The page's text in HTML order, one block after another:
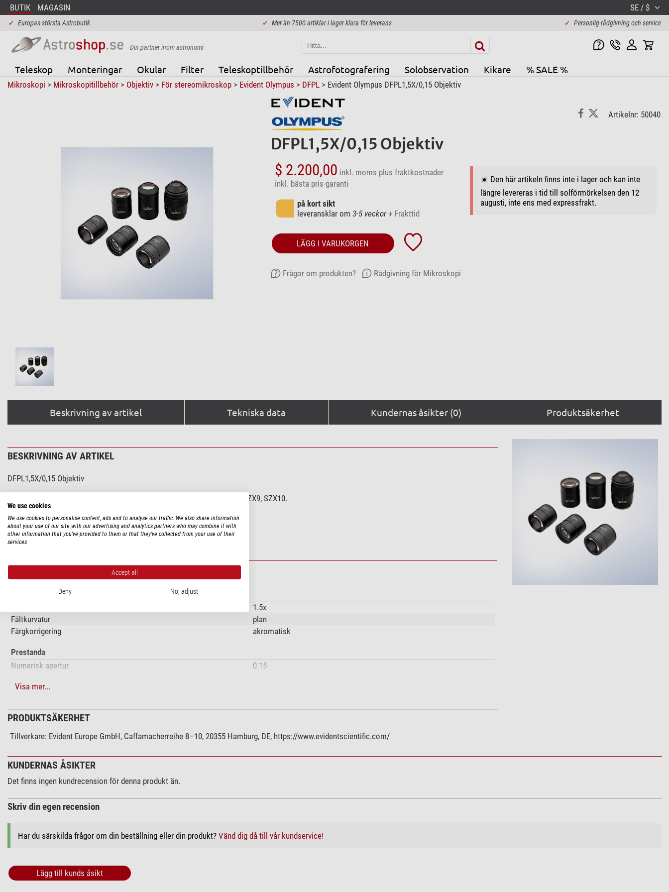
BUTIK MAGASIN SE / $
✓ Europas största Astrobutik ✓ Mer än 7500 artiklar i lager klara för leverans ✓ Personlig rådgivning och service
Din partner inom astronomi
Teleskop Monteringar Okular Filter Teleskoptillbehör Astrofotografering Solobservation Kikare % SALE %
Mikroskopi > Mikroskopitillbehör> Objektiv> För stereomikroskop> Evident Olympus > DFPL> Evident Olympus DFPL1,5X/0,15 Objektiv
Artikelnr: 50040
DFPL1,5X/0,15 Objektiv
$ 2.200,00 inkl. moms plus fraktkostnader
inkl. bästa pris-garanti
på kort sikt
leveransklar om 3-5 veckor + Frakttid
☀️ Den här artikeln finns inte i lager och kan inte
längre levereras i tid till solförmörkelsen den 12
augusti, inte ens med expressfrakt.
LÄGG I VARUKORGEN
Frågor om produkten? Rådgivning för Mikroskopi
Beskrivning av artikel Tekniska data Kundernas åsikter (0) Produktsäkerhet
BESKRIVNING AV ARTIKEL
DFPL1,5X/0,15 Objektiv
Planachromatisk stereolins med distorsionsfri avbildning för SZX7, SZX9, SZX10.
Förstoring 1,5x,
numerisk bländare 0,15,
Arbetsavstånd 45,5 mm.
TEKNISKA DATA
1.5x
Fältkurvatur
plan
Färgkorrigering
akromatisk
Prestanda
Numerisk apertur
0.15
Mekanik
Allmänt
Serie
DFPL
Passar till serie
SZX10
SZX7
Ämnesområde
Undervisning
ja
Användningsområden
Visa mer...
PRODUKTSÄKERHET
Tillverkare: Evident Europe GmbH, Caffamacherreihe 8–10, 20355 Hamburg, DE, https://www.evidentscientific.com/
KUNDERNAS ÅSIKTER
Det finns ingen kundrecension för denna produkt än.
Skriv din egen recension
Har du särskilda frågor om din beställning eller din produkt? Vänd dig då till vår kundservice!
Lägg till kunds åsikt
We use cookies
We use cookies to personalise content, ads and to analyse our traffic. We also share information
about your use of our site with our advertising and analytics partners who may combine it with
other information that you’ve provided to them or that they’ve collected from your use of their
services
Accept all
Deny No, adjust